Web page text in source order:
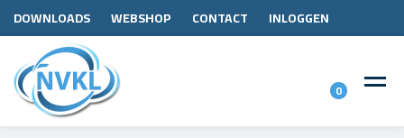
DOWNLOADS WEBSHOP CONTACT INLOGGEN
0